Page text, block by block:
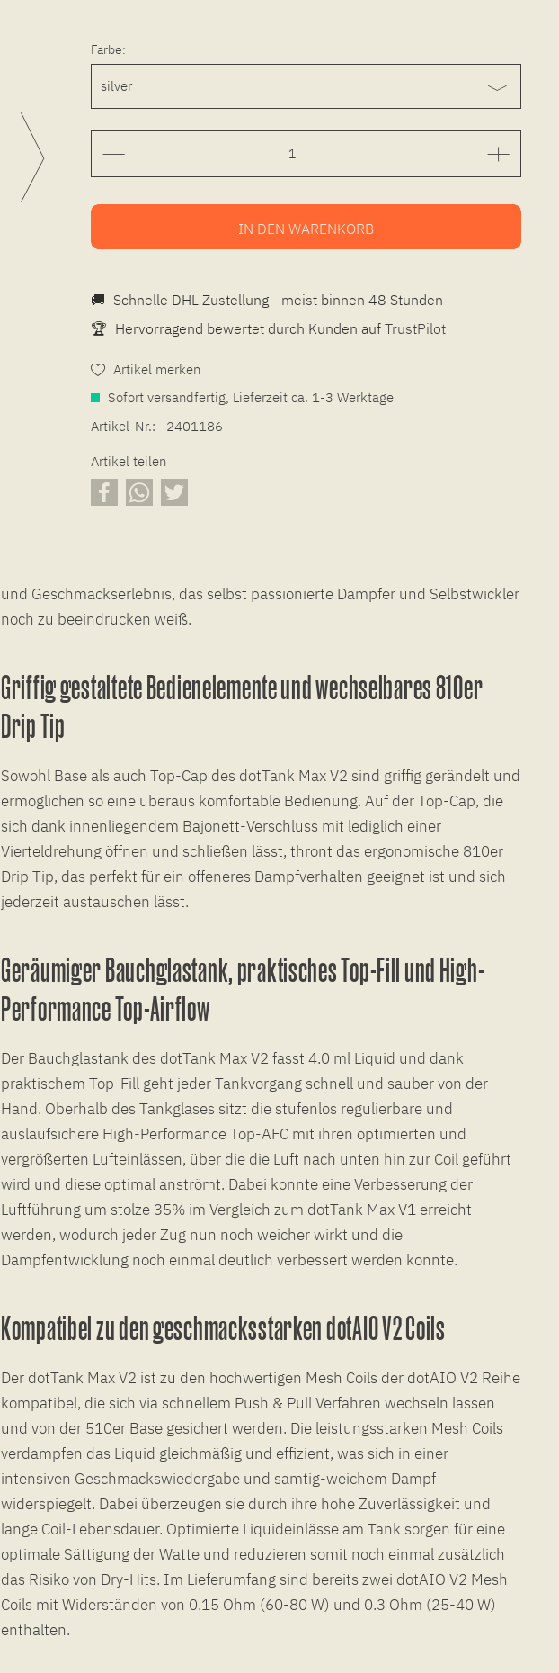
Farbe:
IN DEN WARENKORB
🚚 Schnelle DHL Zustellung - meist binnen 48 Stunden
🏆 Hervorragend bewertet durch Kunden aufTrustPilot
Artikel merken
Sofort versandfertig, Lieferzeit ca. 1-3 Werktage
Artikel-Nr.:
2401186
Artikel teilen
und Geschmackserlebnis, das selbst passionierte Dampfer und Selbstwickler
noch zu beeindrucken weiß.
Griffig gestaltete Bedienelemente und wechselbares 810er
Drip Tip
Sowohl Base als auch Top-Cap des dotTank Max V2 sind griffig gerändelt und
ermöglichen so eine überaus komfortable Bedienung. Auf der Top-Cap, die
sich dank innenliegendem Bajonett-Verschluss mit lediglich einer
Vierteldrehung öffnen und schließen lässt, thront das ergonomische 810er
Drip Tip, das perfekt für ein offeneres Dampfverhalten geeignet ist und sich
jederzeit austauschen lässt.
Geräumiger Bauchglastank, praktisches Top-Fill und High-
Performance Top-Airflow
Der Bauchglastank des dotTank Max V2 fasst 4.0 ml Liquid und dank
praktischem Top-Fill geht jeder Tankvorgang schnell und sauber von der
Hand. Oberhalb des Tankglases sitzt die stufenlos regulierbare und
auslaufsichere High-Performance Top-AFC mit ihren optimierten und
vergrößerten Lufteinlässen, über die die Luft nach unten hin zur Coil geführt
wird und diese optimal anströmt. Dabei konnte eine Verbesserung der
Luftführung um stolze 35% im Vergleich zum dotTank Max V1 erreicht
werden, wodurch jeder Zug nun noch weicher wirkt und die
Dampfentwicklung noch einmal deutlich verbessert werden konnte.
Kompatibel zu den geschmacksstarken dotAIO V2 Coils
Der dotTank Max V2 ist zu den hochwertigen Mesh Coils der dotAIO V2 Reihe
kompatibel, die sich via schnellem Push & Pull Verfahren wechseln lassen
und von der 510er Base gesichert werden. Die leistungsstarken Mesh Coils
verdampfen das Liquid gleichmäßig und effizient, was sich in einer
intensiven Geschmackswiedergabe und samtig-weichem Dampf
widerspiegelt. Dabei überzeugen sie durch ihre hohe Zuverlässigkeit und
lange Coil-Lebensdauer. Optimierte Liquideinlässe am Tank sorgen für eine
optimale Sättigung der Watte und reduzieren somit noch einmal zusätzlich
das Risiko von Dry-Hits. Im Lieferumfang sind bereits zwei dotAIO V2 Mesh
Coils mit Widerständen von 0.15 Ohm (60-80 W) und 0.3 Ohm (25-40 W)
enthalten.